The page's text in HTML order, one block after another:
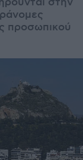
προσωπικού